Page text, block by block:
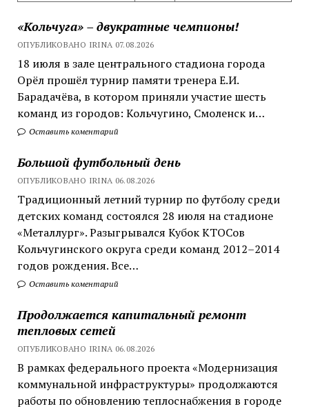
«Кольчуга» – двукратные чемпионы!
ОПУБЛИКОВАНО IRINA 07.08.2026
18 июля в зале центрального стадиона города
Орёл прошёл турнир памяти тренера Е.И.
Барадачёва, в котором приняли участие шесть
команд из городов: Кольчугино, Смоленск и…
Оставить коментарий
Большой футбольный день
ОПУБЛИКОВАНО IRINA 06.08.2026
Традиционный летний турнир по футболу среди
детских команд состоялся 28 июля на стадионе
«Металлург». Разыгрывался Кубок КТОСов
Кольчугинского округа среди команд 2012–2014
годов рождения. Все…
Оставить коментарий
Продолжается капитальный ремонт
тепловых сетей
ОПУБЛИКОВАНО IRINA 06.08.2026
В рамках федерального проекта «Модернизация
коммунальной инфраструктуры» продолжаются
работы по обновлению теплоснабжения в городе